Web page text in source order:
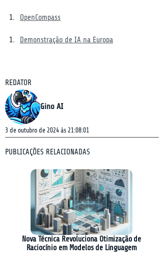
OpenCompass
Demonstração de IA na Europa
REDATOR
Gino AI
3 de outubro de 2024 às 21:08:01
PUBLICAÇÕES RELACIONADAS
Nova Técnica Revoluciona Otimização de
Raciocínio em Modelos de Linguagem